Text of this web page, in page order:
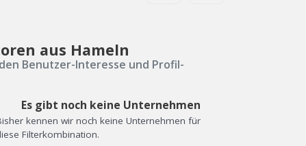
aus Hameln
Benutzer-Interesse und Profil-
Es gibt noch keine Unternehmen
kennen wir noch keine Unternehmen für
Filterkombination.